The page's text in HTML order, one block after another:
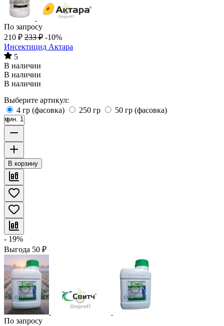
По запросу
210 ₽ 233 ₽ -10%
Инсектицид Актара
5
В наличии
В наличии
В наличии
Выберите артикул:
4 гр (фасовка)
250 гр 50 гр (фасовка)
мин. 1
В корзину
- 19%
Выгода 50 ₽
По запросу